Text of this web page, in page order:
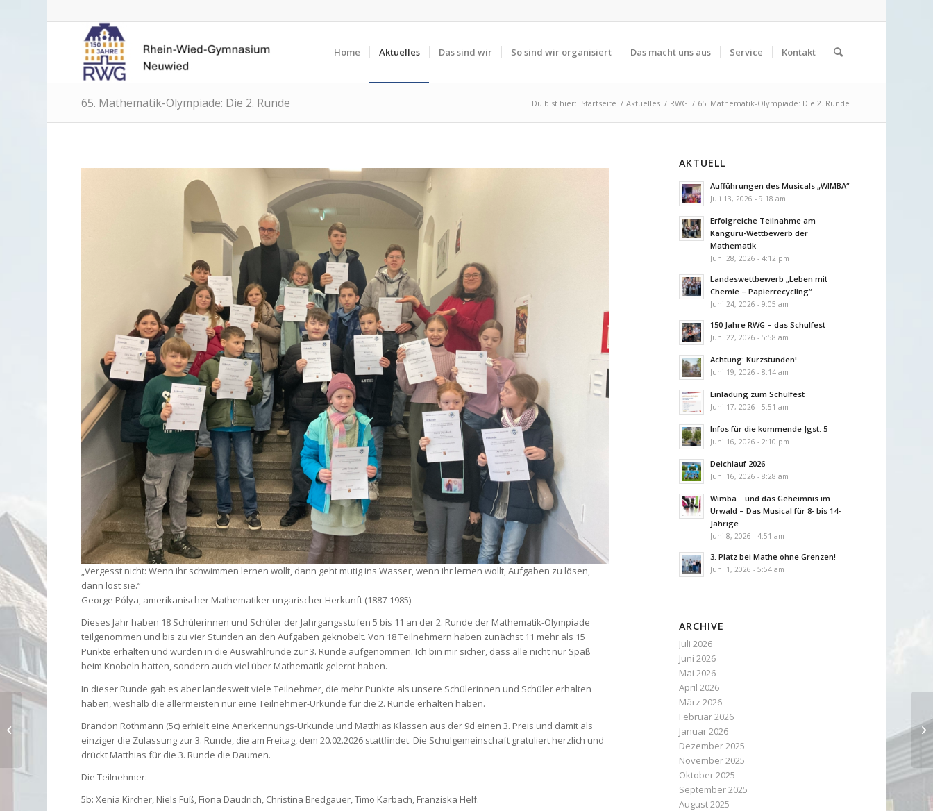
Home Aktuelles Das sind wir So sind wir organisiert Das macht uns aus Service Kontakt
65. Mathematik-Olympiade: Die 2. Runde Du bist hier: Startseite / Aktuelles / RWG / 65. Mathematik-Olympiade: Die 2. Runde
„Vergesst nicht: Wenn ihr schwimmen lernen wollt, dann geht mutig ins Wasser, wenn ihr lernen wollt, Aufgaben zu lösen,
dann löst sie.“
George Pólya, amerikanischer Mathematiker ungarischer Herkunft (1887-1985)
Dieses Jahr haben 18 Schülerinnen und Schüler der Jahrgangsstufen 5 bis 11 an der 2. Runde der Mathematik-Olympiade
teilgenommen und bis zu vier Stunden an den Aufgaben geknobelt. Von 18 Teilnehmern haben zunächst 11 mehr als 15
Punkte erhalten und wurden in die Auswahlrunde zur 3. Runde aufgenommen. Ich bin mir sicher, dass alle nicht nur Spaß
beim Knobeln hatten, sondern auch viel über Mathematik gelernt haben.
In dieser Runde gab es aber landesweit viele Teilnehmer, die mehr Punkte als unsere Schülerinnen und Schüler erhalten
haben, weshalb die allermeisten nur eine Teilnehmer-Urkunde für die 2. Runde erhalten haben.
Brandon Rothmann (5c) erhielt eine Anerkennungs-Urkunde und Matthias Klassen aus der 9d einen 3. Preis und damit als
einziger die Zulassung zur 3. Runde, die am Freitag, dem 20.02.2026 stattfindet. Die Schulgemeinschaft gratuliert herzlich und
drückt Matthias für die 3. Runde die Daumen.
Die Teilnehmer:
5b: Xenia Kircher, Niels Fuß, Fiona Daudrich, Christina Bredgauer, Timo Karbach, Franziska Helf.
AKTUELL
Aufführungen des Musicals „WIMBA“
Juli 13, 2026 - 9:18 am
Erfolgreiche Teilnahme am
Känguru-Wettbewerb der
Mathematik
Juni 28, 2026 - 4:12 pm
Landeswettbewerb „Leben mit
Chemie – Papierrecycling“
Juni 24, 2026 - 9:05 am
150 Jahre RWG – das Schulfest
Juni 22, 2026 - 5:58 am
Achtung: Kurzstunden!
Juni 19, 2026 - 8:14 am
Einladung zum Schulfest
Juni 17, 2026 - 5:51 am
Infos für die kommende Jgst. 5
Juni 16, 2026 - 2:10 pm
Deichlauf 2026
Juni 16, 2026 - 8:28 am
Wimba… und das Geheimnis im
Urwald – Das Musical für 8- bis 14-
Jährige
Juni 8, 2026 - 4:51 am
3. Platz bei Mathe ohne Grenzen!
Juni 1, 2026 - 5:54 am
ARCHIVE
Juli 2026
Juni 2026
Mai 2026
April 2026
März 2026
Februar 2026
Januar 2026
Dezember 2025
November 2025
Oktober 2025
September 2025
August 2025
Wie sieht das
Frühstück in der Welt